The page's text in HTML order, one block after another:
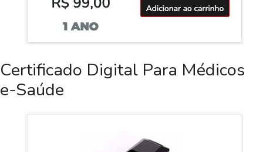
Certificado Digital Para Médicos
e-Saúde